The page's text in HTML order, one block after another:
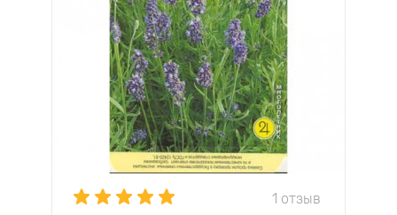
1 отзыв